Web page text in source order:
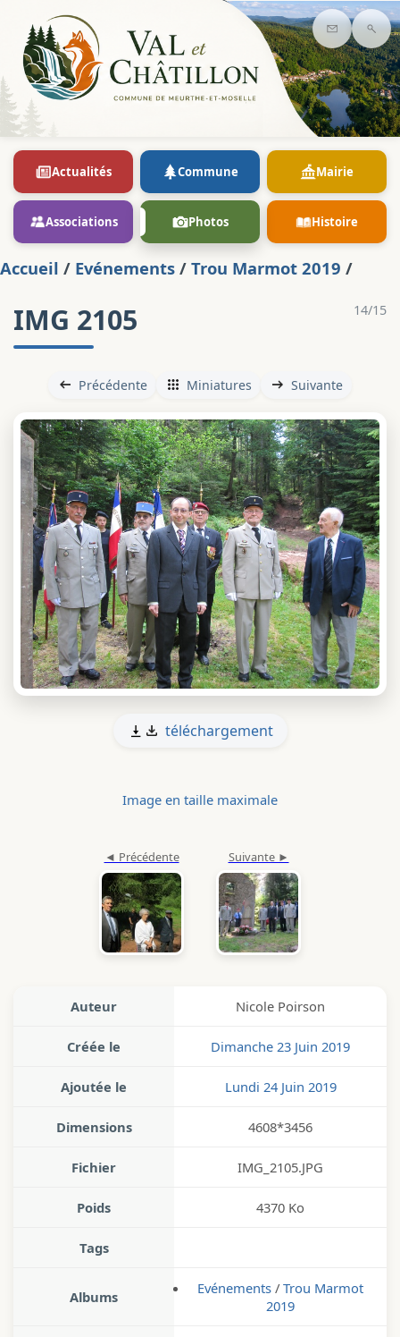
Contact
Actualités Commune Mairie
Associations Photos Histoire
Accueil / Evénements / Trou Marmot 2019 /
14/15
IMG 2105
Précédente Miniatures Suivante
téléchargement
Image en taille maximale
Auteur Nicole Poirson
Créée le Dimanche 23 Juin 2019
Ajoutée le Lundi 24 Juin 2019
Dimensions 4608*3456
Fichier IMG_2105.JPG
Poids 4370 Ko
Tags
Albums Evénements / Trou Marmot
2019